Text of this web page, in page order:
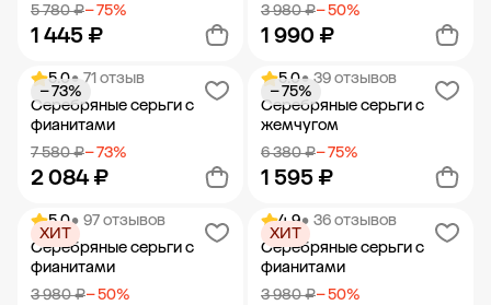
5 780 ₽− 75%
1 445 ₽
Добавить в корзину
3 980 ₽− 50%
1 990 ₽
Добавить в корзину
5.0• 71 отзыв
Серебряные серьги с
фианитами
7 580 ₽− 73%
2 084 ₽
− 73%
Добавить в корзину
5.0• 39 отзывов
Серебряные серьги с
жемчугом
6 380 ₽− 75%
1 595 ₽
− 75%
Добавить в корзину
5.0• 97 отзывов
Серебряные серьги с
фианитами
3 980 ₽− 50%
ХИТ
4.9• 36 отзывов
Серебряные серьги с
фианитами
3 980 ₽− 50%
ХИТ